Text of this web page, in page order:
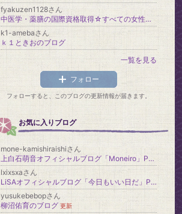
fyakuzen1128さん
中医学・薬膳の国際資格取得☆すべての女性のための薬膳講座【福岡中医薬膳学院（旧 ふくおか薬膳）】 代表 伍藤文伽（ごとうふみか）
k1-amebaさん
ｋ１ときおのブログ
一覧を見る
フォロー
フォローすると、このブログの更新情報が届きます。
お気に入りブログ
mone-kamishiraishiさん
上白石萌音オフィシャルブログ「Moneiro」Powered by Ameba
lxixsxaさん
LiSAオフィシャルブログ「今日もいい日だ」Powered by Ameba
yusukebebopさん
柳沼佑育のブログ 更新